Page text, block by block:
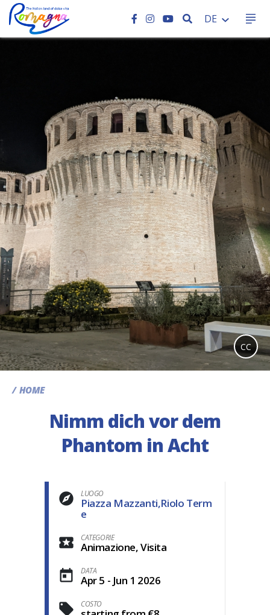
SEARCH
DE
CC
HOME
Nimm dich vor dem
Phantom in Acht
LUOGO
Piazza Mazzanti,Riolo Term
e
CATEGORIE
Animazione, Visita
DATA
Apr 5 - Jun 1 2026
COSTO